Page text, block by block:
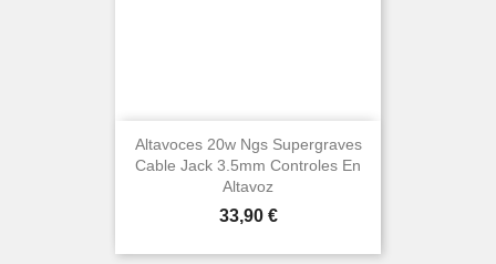
Altavoces 20w Ngs Supergraves
Cable Jack 3.5mm Controles En
Altavoz
Precio
33,90 €